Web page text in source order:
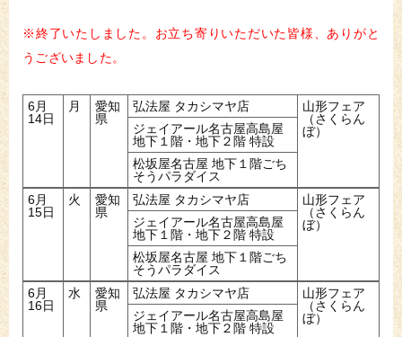
※終了いたしました。お立ち寄りいただいた皆様、ありがと
うございました。
6月
14日
月
愛知
県
弘法屋 タカシマヤ店
山形フェア
（さくらん
ぼ）
ジェイアール名古屋高島屋
地下１階・地下２階 特設
松坂屋名古屋 地下１階ごち
そうパラダイス
6月
15日
火
愛知
県
弘法屋 タカシマヤ店
山形フェア
（さくらん
ぼ）
ジェイアール名古屋高島屋
地下１階・地下２階 特設
松坂屋名古屋 地下１階ごち
そうパラダイス
6月
16日
水
愛知
県
弘法屋 タカシマヤ店
山形フェア
（さくらん
ぼ）
ジェイアール名古屋高島屋
地下１階・地下２階 特設